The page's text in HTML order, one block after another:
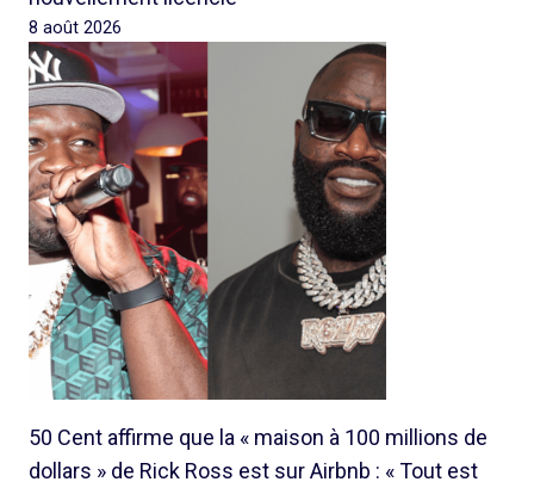
8 août 2026
50 Cent affirme que la « maison à 100 millions de
dollars » de Rick Ross est sur Airbnb : « Tout est